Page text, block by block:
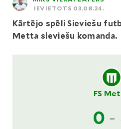
IEVIETOTS 03.08.24.
Kārtējo spēli Sieviešu
Metta sieviešu komanda.
FS
0 -